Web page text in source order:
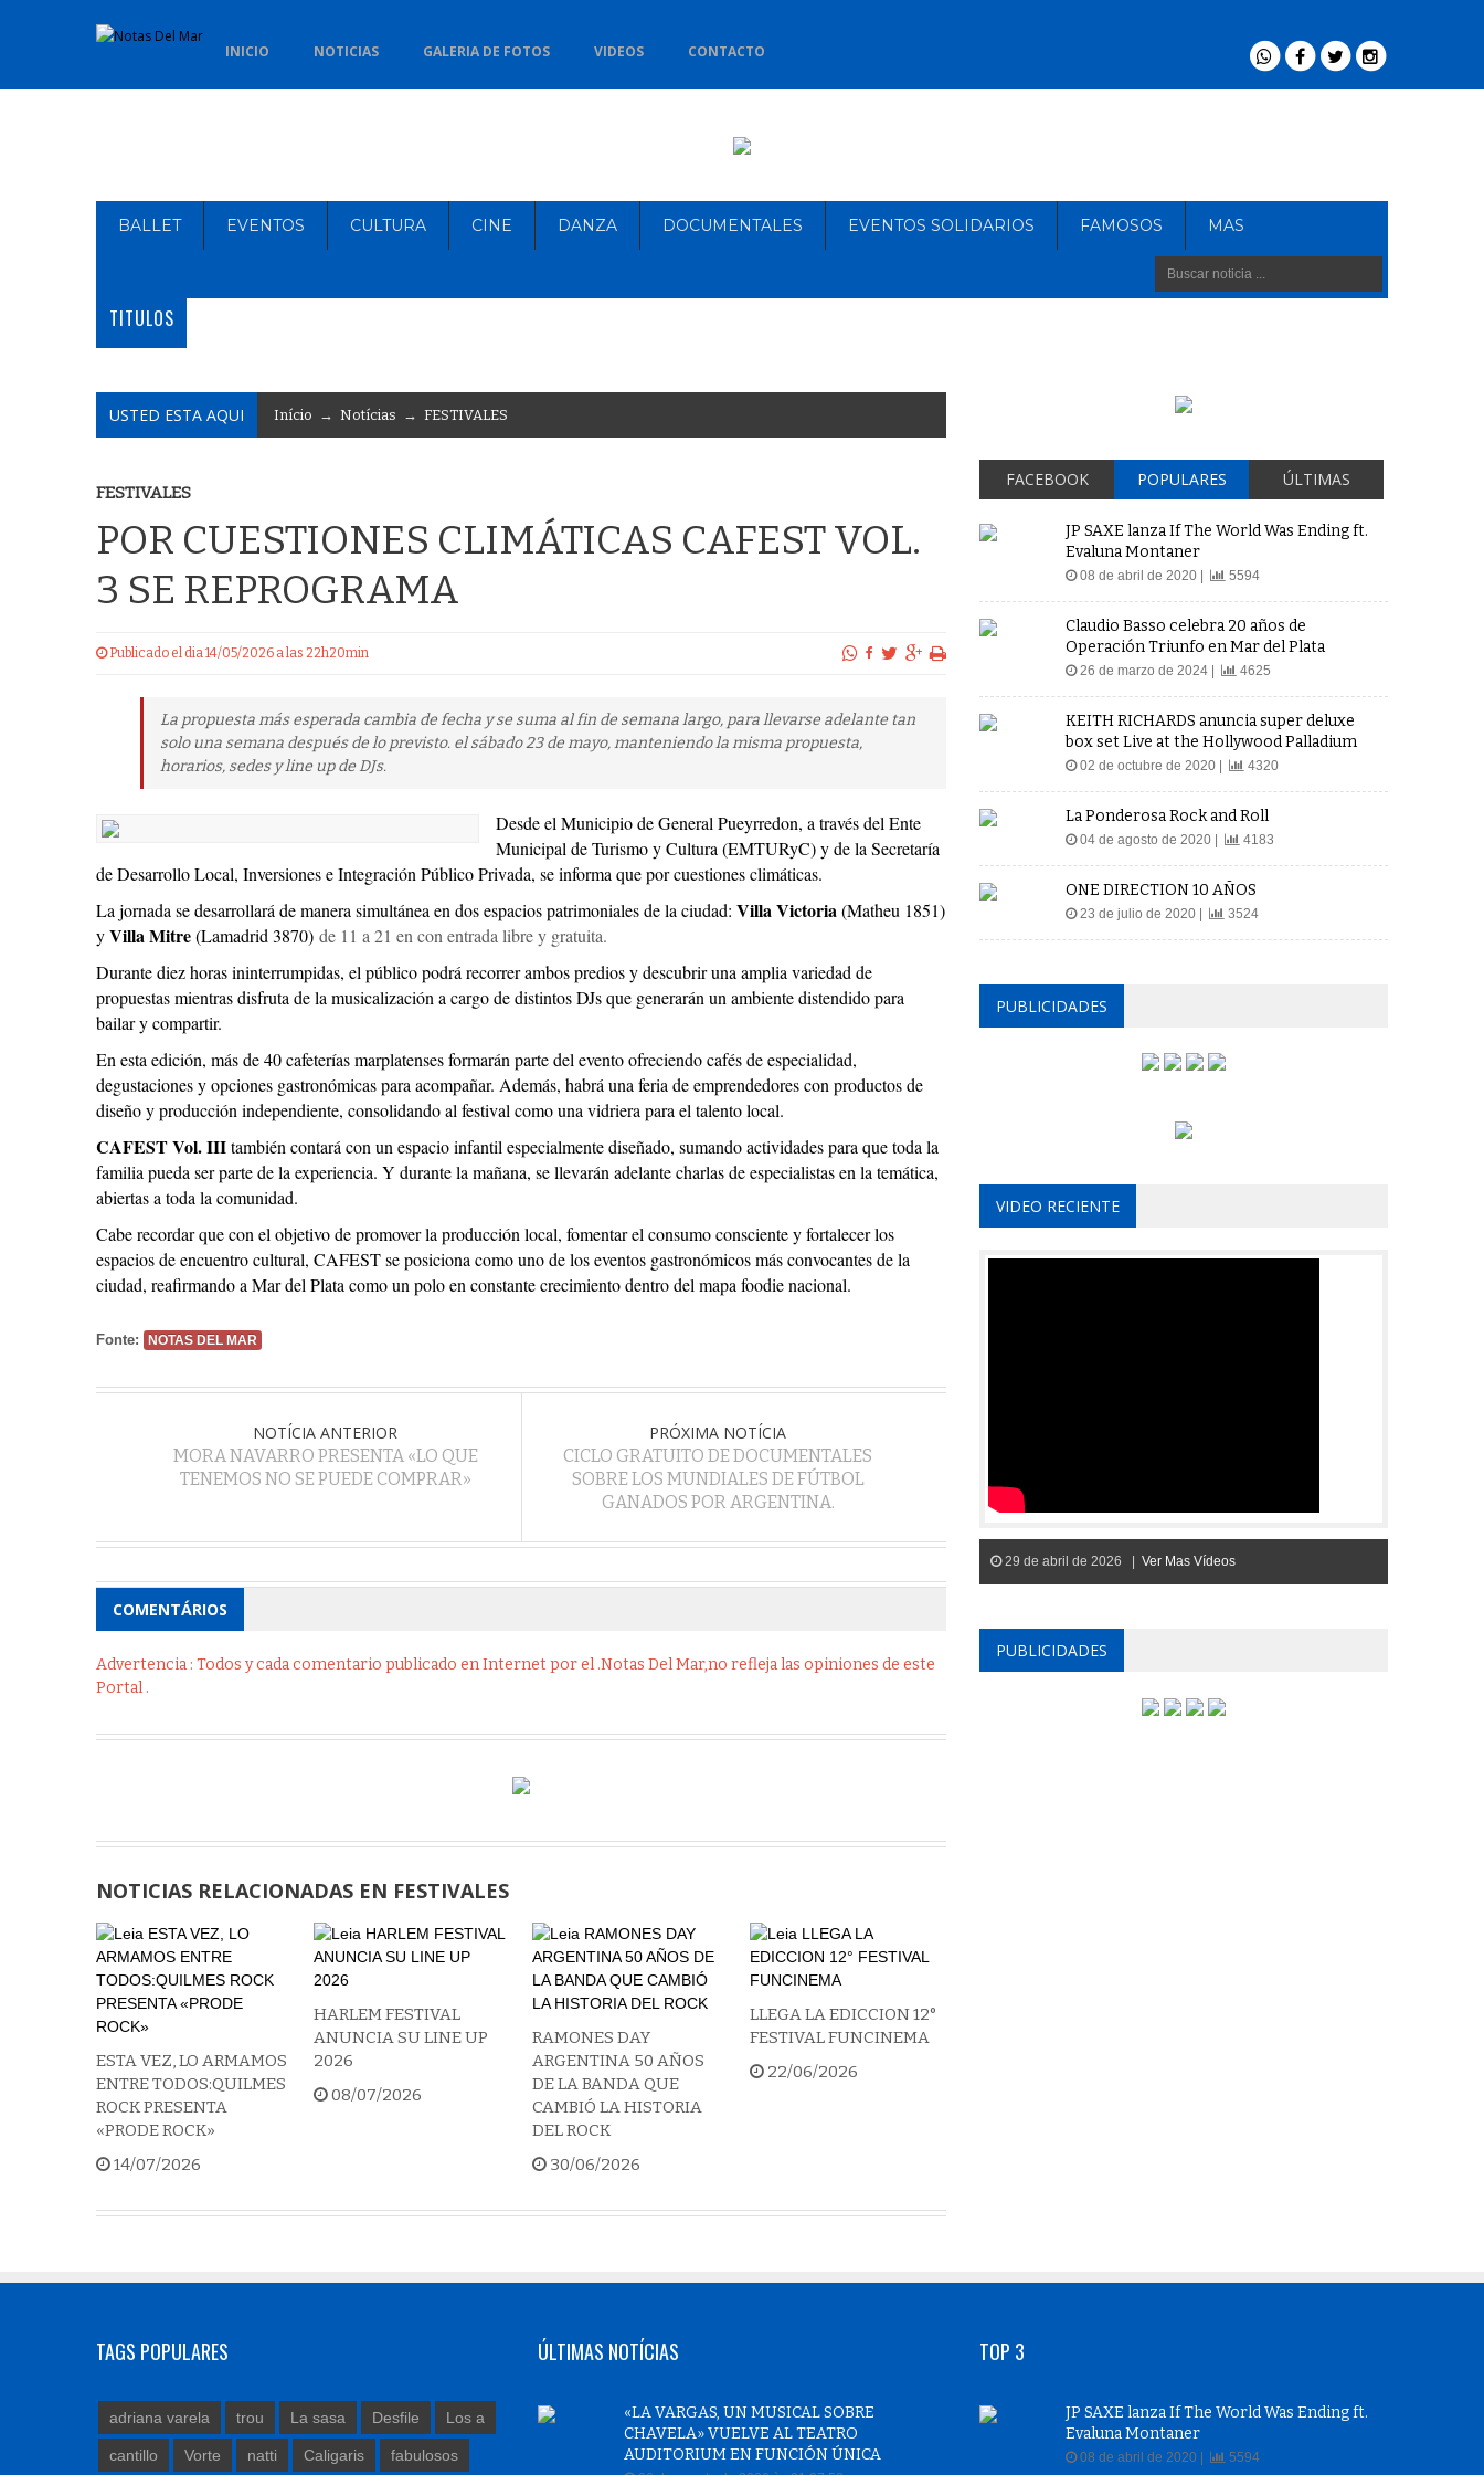
INICIO NOTICIAS GALERIA DE FOTOS VIDEOS CONTACTO
BALLET EVENTOS CULTURA CINE DANZA DOCUMENTALES EVENTOS SOLIDARIOS FAMOSOS MAS
TITULOS
USTED ESTA AQUI Início → Notícias → FESTIVALES
FESTIVALES
POR CUESTIONES CLIMÁTICAS CAFEST VOL.
3 SE REPROGRAMA
Publicado el dia 14/05/2026 a las 22h20min
La propuesta más esperada cambia de fecha y se suma al fin de semana largo, para llevarse adelante tan
solo una semana después de lo previsto. el sábado 23 de mayo, manteniendo la misma propuesta,
horarios, sedes y line up de DJs.
Desde el Municipio de General Pueyrredon, a través del Ente
Municipal de Turismo y Cultura (EMTURyC) y de la Secretaría
de Desarrollo Local, Inversiones e Integración Público Privada, se informa que por cuestiones climáticas.
La jornada se desarrollará de manera simultánea en dos espacios patrimoniales de la ciudad: Villa Victoria(Matheu 1851)
yVilla Mitre(Lamadrid 3870) de 11 a 21 en con entrada libre y gratuita.
Durante diez horas ininterrumpidas, el público podrá recorrer ambos predios y descubrir una amplia variedad de
propuestas mientras disfruta de la musicalización a cargo de distintos DJs que generarán un ambiente distendido para
bailar y compartir.
En esta edición, más de 40 cafeterías marplatenses formarán parte del evento ofreciendo cafés de especialidad,
degustaciones y opciones gastronómicas para acompañar. Además, habrá una feria de emprendedores con productos de
diseño y producción independiente, consolidando al festival como una vidriera para el talento local.
CAFEST Vol. IIItambién contará con un espacio infantil especialmente diseñado, sumando actividades para que toda la
familia pueda ser parte de la experiencia. Y durante la mañana, se llevarán adelante charlas de especialistas en la temática,
abiertas a toda la comunidad.
Cabe recordar que con el objetivo de promover la producción local, fomentar el consumo consciente y fortalecer los
espacios de encuentro cultural, CAFEST se posiciona como uno de los eventos gastronómicos más convocantes de la
ciudad, reafirmando a Mar del Plata como un polo en constante crecimiento dentro del mapa foodie nacional.
Fonte: NOTAS DEL MAR
NOTÍCIA ANTERIOR
MORA NAVARRO PRESENTA «LO QUE
TENEMOS NO SE PUEDE COMPRAR»
PRÓXIMA NOTÍCIA
CICLO GRATUITO DE DOCUMENTALES
SOBRE LOS MUNDIALES DE FÚTBOL
GANADOS POR ARGENTINA.
COMENTÁRIOS
Advertencia : Todos y cada comentario publicado en Internet por el .Notas Del Mar,no refleja las opiniones de este
Portal .
NOTICIAS RELACIONADAS EN FESTIVALES
ESTA VEZ, LO ARMAMOS
ENTRE TODOS:QUILMES
ROCK PRESENTA
«PRODE ROCK»
14/07/2026
HARLEM FESTIVAL
ANUNCIA SU LINE UP
2026
08/07/2026
RAMONES DAY
ARGENTINA 50 AÑOS
DE LA BANDA QUE
CAMBIÓ LA HISTORIA
DEL ROCK
30/06/2026
LLEGA LA EDICCION 12°
FESTIVAL FUNCINEMA
22/06/2026
FACEBOOK POPULARES ÚLTIMAS
JP SAXE lanza If The World Was Ending ft.
Evaluna Montaner
08 de abril de 2020 | 5594
Claudio Basso celebra 20 años de
Operación Triunfo en Mar del Plata
26 de marzo de 2024 | 4625
KEITH RICHARDS anuncia super deluxe
box set Live at the Hollywood Palladium
02 de octubre de 2020 | 4320
La Ponderosa Rock and Roll
04 de agosto de 2020 | 4183
ONE DIRECTION 10 AÑOS
23 de julio de 2020 | 3524
PUBLICIDADES
VIDEO RECIENTE
29 de abril de 2026 | Ver Mas Vídeos
PUBLICIDADES
TAGS POPULARES
adriana varela trou La sasa Desfile Los a
cantillo Vorte natti Caligaris fabulosos
ÚLTIMAS NOTÍCIAS
«LA VARGAS, UN MUSICAL SOBRE
CHAVELA» VUELVE AL TEATRO
AUDITORIUM EN FUNCIÓN ÚNICA
TOP 3
JP SAXE lanza If The World Was Ending ft.
Evaluna Montaner
08 de abril de 2020 | 5594